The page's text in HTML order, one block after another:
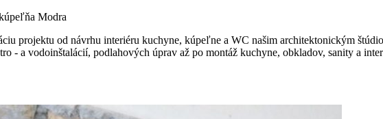
Modra
projektu od návrhu interiéru kuchyne, kúpeľne a WC našim architektonickým
- a vodoinštalácií, podlahových úprav až po montáž kuchyne, obkladov, sanity a